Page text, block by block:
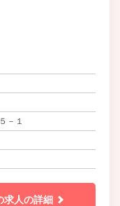
－１
求人の詳細